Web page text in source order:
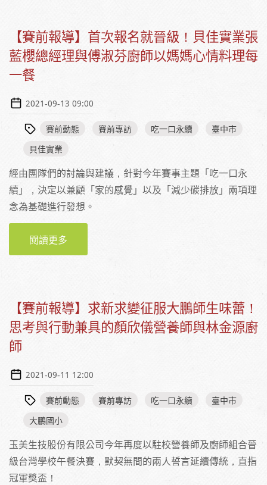
【賽前報導】首次報名就晉級！貝佳實業張
藍櫻總經理與傅淑芬廚師以媽媽心情料理每
一餐
2021-09-13 09:00
賽前動態 賽前專訪 吃一口永續
臺中市
貝佳實業
經由團隊們的討論與建議，針對今年賽事主題「吃一口永
續」，決定以兼顧「家的感覺」以及「減少碳排放」兩項理
念為基礎進行發想。
閱讀更多
張藍櫻總經理與傅淑芬廚師以媽媽心情料理每
【賽前報導】求新求變征服大鵬師生味蕾！
思考與行動兼具的顏欣儀營養師與林金源廚
師
2021-09-11 12:00
賽前動態 賽前專訪 吃一口永續
臺中市
大鵬國小
玉美生技股份有限公司今年再度以駐校營養師及廚師組合晉
級台灣學校午餐決賽，默契無間的兩人誓言延續傳統，直指
冠軍獎盃！